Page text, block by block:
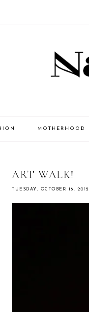
MOTHERHOOD
ART WALK!
TUESDAY, OCTOBER 16, 2012